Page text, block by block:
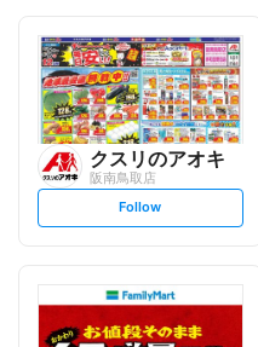
l
o
w
クスリのアオキ
阪南鳥取店
s
t
o
Follow